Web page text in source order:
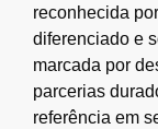
reconhecida
diferenciado e
marcada por
parcerias
referência em